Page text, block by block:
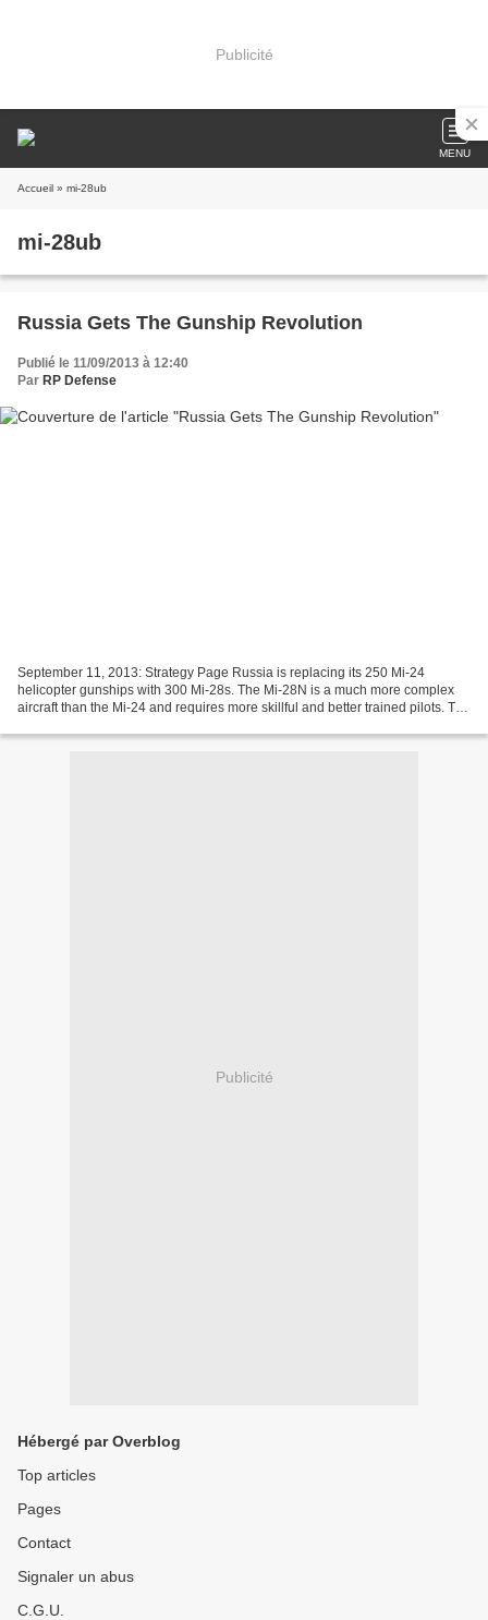
Publicité
MENU
Accueil » mi-28ub
mi-28ub
Russia Gets The Gunship Revolution
Publié le 11/09/2013 à 12:40
Par RP Defense
September 11, 2013: Strategy Page Russia is replacing its 250 Mi-24
helicopter gunships with 300 Mi-28s. The Mi-28N is a much more complex
aircraft than the Mi-24 and requires more skillful and better trained pilots. To
Publicité
Hébergé par Overblog
Top articles
Pages
Contact
Signaler un abus
C.G.U.